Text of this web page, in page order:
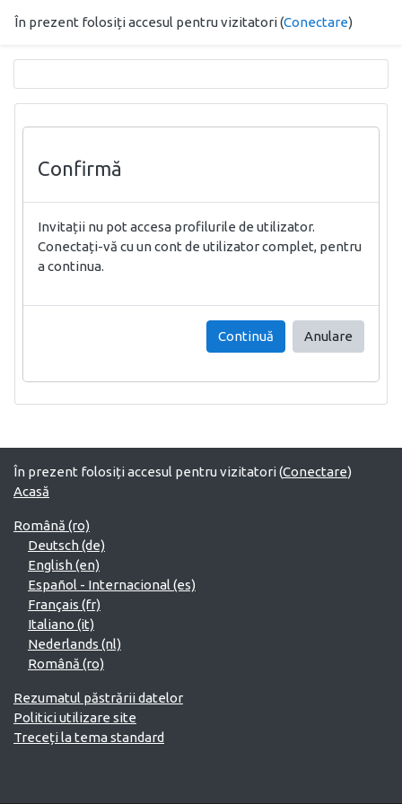
În prezent folosiți accesul pentru vizitatori (Conectare)
Confirmă
Invitații nu pot accesa profilurile de utilizator.
Conectați-vă cu un cont de utilizator complet, pentru
a continua.
Continuă Anulare
În prezent folosiți accesul pentru vizitatori (Conectare)
Acasă
Română ‎(ro)‎
Deutsch ‎(de)‎
English ‎(en)‎
Español - Internacional ‎(es)‎
Français ‎(fr)‎
Italiano ‎(it)‎
Nederlands ‎(nl)‎
Română ‎(ro)‎
Rezumatul păstrării datelor
Politici utilizare site
Treceți la tema standard